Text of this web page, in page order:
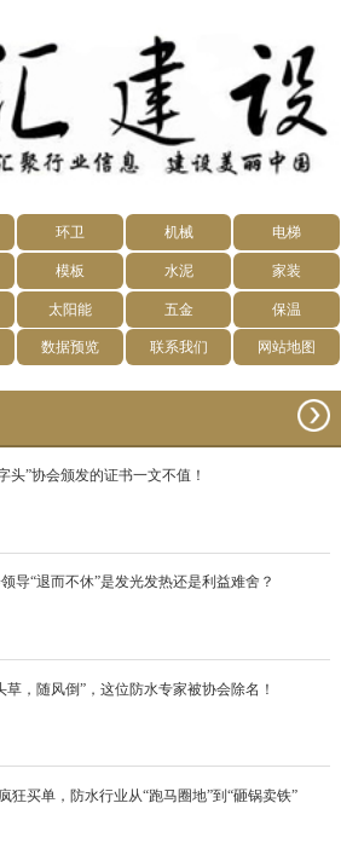
环卫 机械 电梯
模板 水泥 家装
太阳能 五金 保温
数据预览 联系我们 网站地图
头”协会颁发的证书一文不值！
导“退而不休”是发光发热还是利益难舍？
草，随风倒”，这位防水专家被协会除名！
狂买单，防水行业从“跑马圈地”到“砸锅卖铁”